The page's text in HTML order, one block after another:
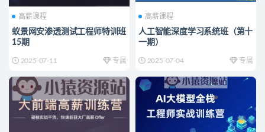
高薪课程
蚁景网安渗透测试工程师特训班
15期
2025-07-11 专属
高薪课程
人工智能深度学习系统班（第十
一期）
2025-07-04 专属